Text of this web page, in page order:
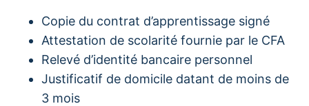
Copie du contrat d’apprentissage signé
Attestation de scolarité fournie par le CFA
Relevé d’identité bancaire personnel
Justificatif de domicile datant de moins de
3 mois